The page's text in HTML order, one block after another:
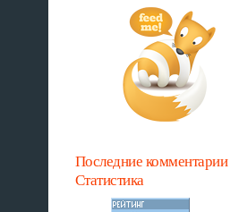
Последние комментарии
Статистика